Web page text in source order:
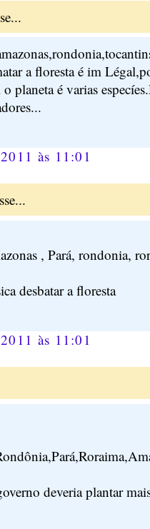
a floresta é im
planeta é varias
às 11:01
, Pará, rondonia,
desbatar a floresta
às 11:01
deveria plantar